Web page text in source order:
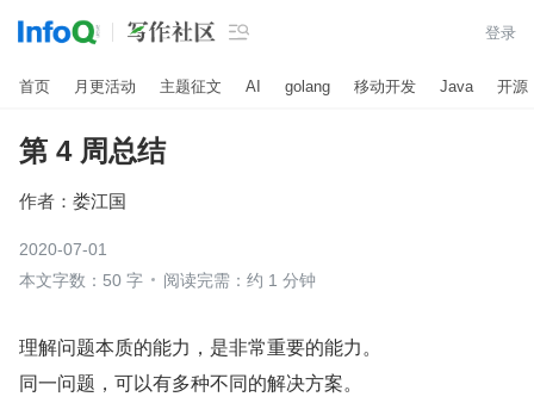
 登录
首页 月更活动 主题征文 AI golang 移动开发 Java 开源
第 4 周总结
作者： 娄江国
2020-07-01
本文字数：50 字
阅读完需：约 1 分钟
理解问题本质的能力，是非常重要的能力。
同一问题，可以有多种不同的解决方案。